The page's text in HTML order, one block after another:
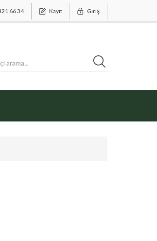
66 34 Kayıt Giriş